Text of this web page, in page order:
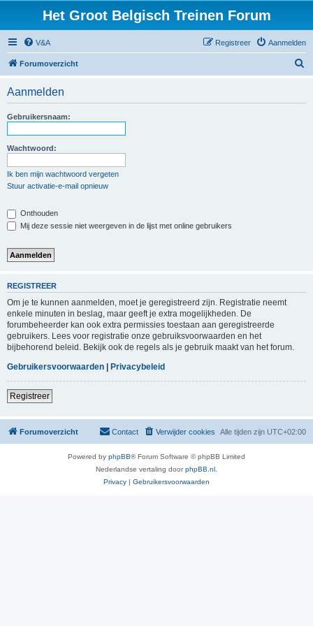
Het Groot Belgisch Treinen Forum
V&A Aanmelden
Registreer
Forumoverzicht
Aanmelden
Gebruikersnaam:
Wachtwoord:
Ik ben mijn wachtwoord vergeten
Stuur activatie-e-mail opnieuw
Onthouden
Mij deze sessie niet weergeven in de lijst met online gebruikers
REGISTREER
Om je te kunnen aanmelden, moet je geregistreerd zijn. Registratie neemt
enkele minuten in beslag, maar geeft je extra mogelijkheden. De
forumbeheerder kan ook extra permissies toestaan aan geregistreerde
gebruikers. Lees voor registratie onze gebruiksvoorwaarden en het
bijbehorend beleid. Bekijk ook de regels als je gebruik maakt van het forum.
Gebruikersvoorwaarden | Privacybeleid
Registreer
Forumoverzicht Alle tijden zijn UTC+02:00
Verwijder cookies
Contact
Powered by phpBB® Forum Software © phpBB Limited
Nederlandse vertaling doorphpBB.nl
Privacy | Gebruikersvoorwaarden